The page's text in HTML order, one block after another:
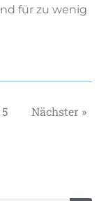
für zu wenig
5 Nächster »